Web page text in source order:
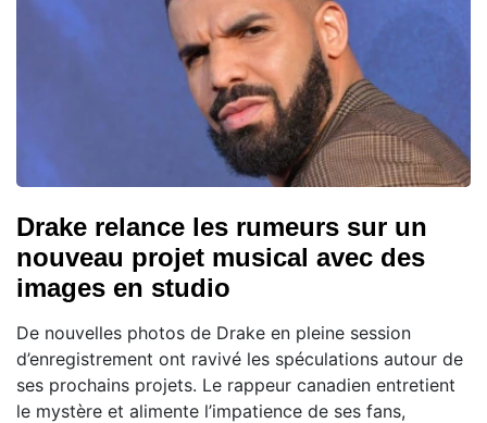
Drake relance les rumeurs sur un
nouveau projet musical avec des
images en studio
De nouvelles photos de Drake en pleine session
d’enregistrement ont ravivé les spéculations autour de
ses prochains projets. Le rappeur canadien entretient
le mystère et alimente l’impatience de ses fans,